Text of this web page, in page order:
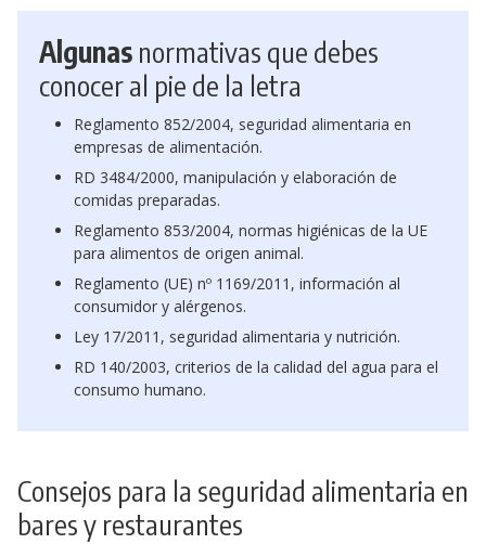
Algunas normativas que debes
conocer al pie de la letra
Reglamento 852/2004, seguridad alimentaria en
empresas de alimentación.
RD 3484/2000, manipulación y elaboración de
comidas preparadas.
Reglamento 853/2004, normas higiénicas de la UE
para alimentos de origen animal.
Reglamento (UE) nº 1169/2011, información al
consumidor y alérgenos.
Ley 17/2011, seguridad alimentaria y nutrición.
RD 140/2003, criterios de la calidad del agua para el
consumo humano.
Consejos para la seguridad alimentaria en
bares y restaurantes